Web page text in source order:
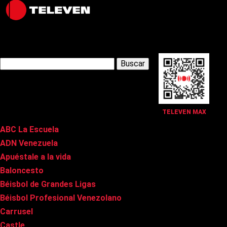
TELEVEN MAX
Latest Posts
ABC La Escuela
ADN Venezuela
Apuéstale a la vida
Baloncesto
Béisbol de Grandes Ligas
Béisbol Profesional Venezolano
Carrusel